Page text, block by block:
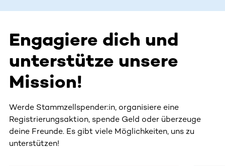
Engagiere dich und
unterstütze unsere
Mission!
Werde Stammzellspender:in, organisiere eine
Registrierungsaktion, spende Geld oder überzeuge
deine Freunde. Es gibt viele Möglichkeiten, uns zu
unterstützen!